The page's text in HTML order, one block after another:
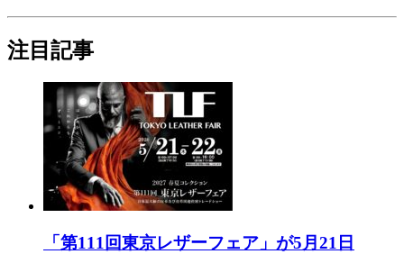
注目記事
「第111回東京レザーフェア」が5月21日